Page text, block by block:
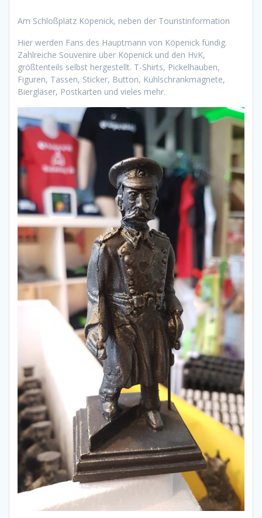
Am Schloßplatz Köpenick, neben der Touristinformation
Hier werden Fans des Hauptmann von Köpenick fündig.
Zahlreiche Souvenire über Köpenick und den HvK,
größtenteils selbst hergestellt. T-Shirts, Pickelhauben,
Figuren, Tassen, Sticker, Button, Kühlschrankmagnete,
Biergläser, Postkarten und vieles mehr.